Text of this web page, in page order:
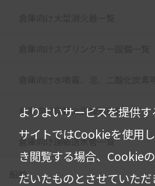
倉庫向け自動火災報知設備一覧
倉庫向け連結送水管一覧
船舶
よりよいサービスを提供
サイトではCookieを使用し
き閲覧する場合、Cookie
だいたものとさせていただ